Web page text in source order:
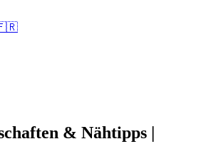
& Nähtipps |